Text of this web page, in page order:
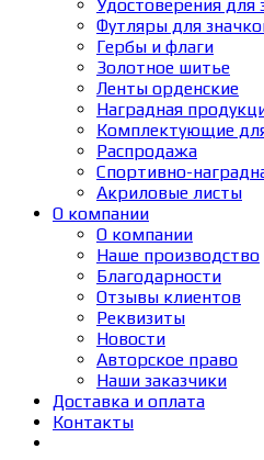
Удостоверения для
Футляры для
Гербы и флаги
Золотное шитье
Ленты орденские
Наградная
Комплектующие
Распродажа
Спортивно-
Акриловые листы
О компании
О компании
Наше производство
Благодарности
Отзывы клиентов
Реквизиты
Новости
Авторское право
Наши заказчики
Доставка и оплата
Контакты